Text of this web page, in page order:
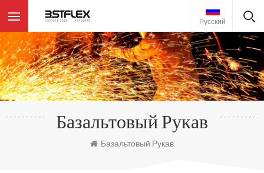
Русский
Базальтовый Рукав
Базальтовый Рукав